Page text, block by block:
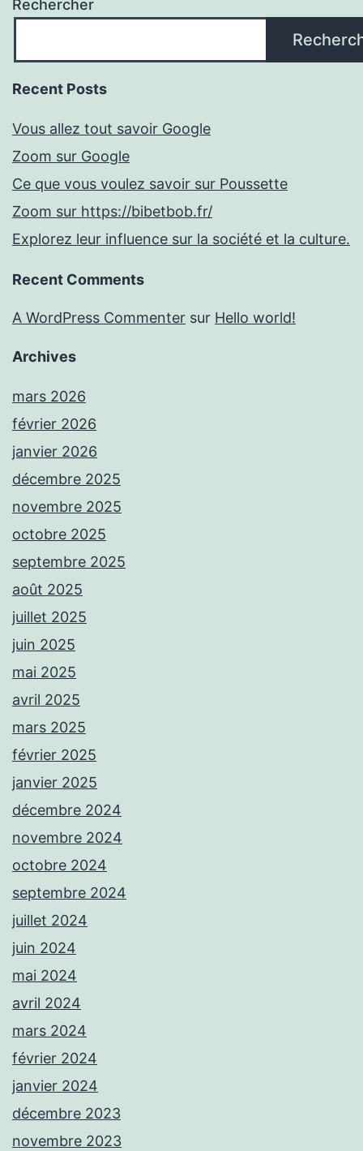
Rechercher
Recent Posts
Vous allez tout savoir Google
Zoom sur Google
Ce que vous voulez savoir sur Poussette
Zoom sur https://bibetbob.fr/
Explorez leur influence sur la société et la culture.
Recent Comments
A WordPress Commenter sur Hello world!
Archives
mars 2026
février 2026
janvier 2026
décembre 2025
novembre 2025
octobre 2025
septembre 2025
août 2025
juillet 2025
juin 2025
mai 2025
avril 2025
mars 2025
février 2025
janvier 2025
décembre 2024
novembre 2024
octobre 2024
septembre 2024
juillet 2024
juin 2024
mai 2024
avril 2024
mars 2024
février 2024
janvier 2024
décembre 2023
novembre 2023